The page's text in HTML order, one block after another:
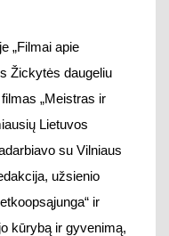
„Filmai apie
Žickytės daugeliu
„Meistras ir
Lietuvos
su Vilniaus
užsienio
ir
kūrybą ir gyvenimą,